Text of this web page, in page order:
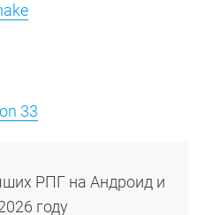
33
РПГ на Андроид и
году